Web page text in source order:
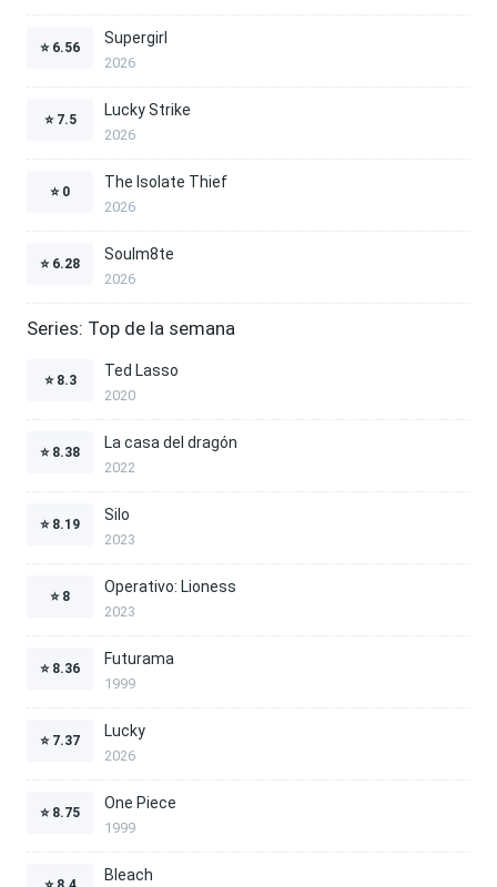
⭐ 6.56
Supergirl
2026
⭐ 7.5
Lucky Strike
2026
⭐ 0
The Isolate Thief
2026
⭐ 6.28
Soulm8te
2026
Series: Top de la semana
⭐ 8.3
Ted Lasso
2020
⭐ 8.38
La casa del dragón
2022
⭐ 8.19
Silo
2023
⭐ 8
Operativo: Lioness
2023
⭐ 8.36
Futurama
1999
⭐ 7.37
Lucky
2026
⭐ 8.75
One Piece
1999
Bleach